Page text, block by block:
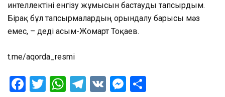
интеллектіні енгізу жұмысын бастауды тапсырдым.
Бірақ бұл тапсырмалардың орындалу барысы мәз
емес, – деді Қасым-Жомарт Тоқаев.
t.me/aqorda_resmi
Facebook
Twitter
WhatsApp
Telegram
VK Messenger